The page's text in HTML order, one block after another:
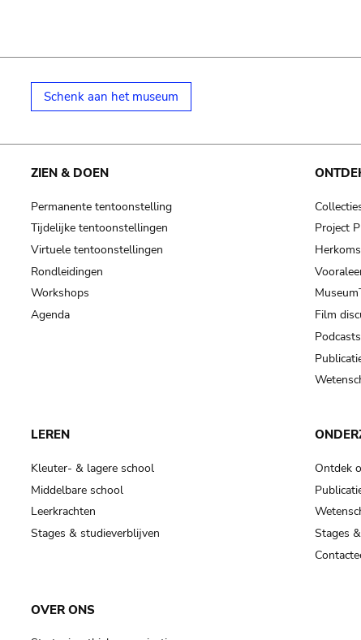
Schenk aan het museum
ZIEN & DOEN
Permanente tentoonstelling
Tijdelijke tentoonstellingen
Virtuele tentoonstellingen
Rondleidingen
Workshops
Agenda
Project
Film
Podcasts
LEREN
Kleuter- & lagere school
Middelbare school
Leerkrachten
Stages & studieverblijven
Ontdek
Stages
OVER ONS